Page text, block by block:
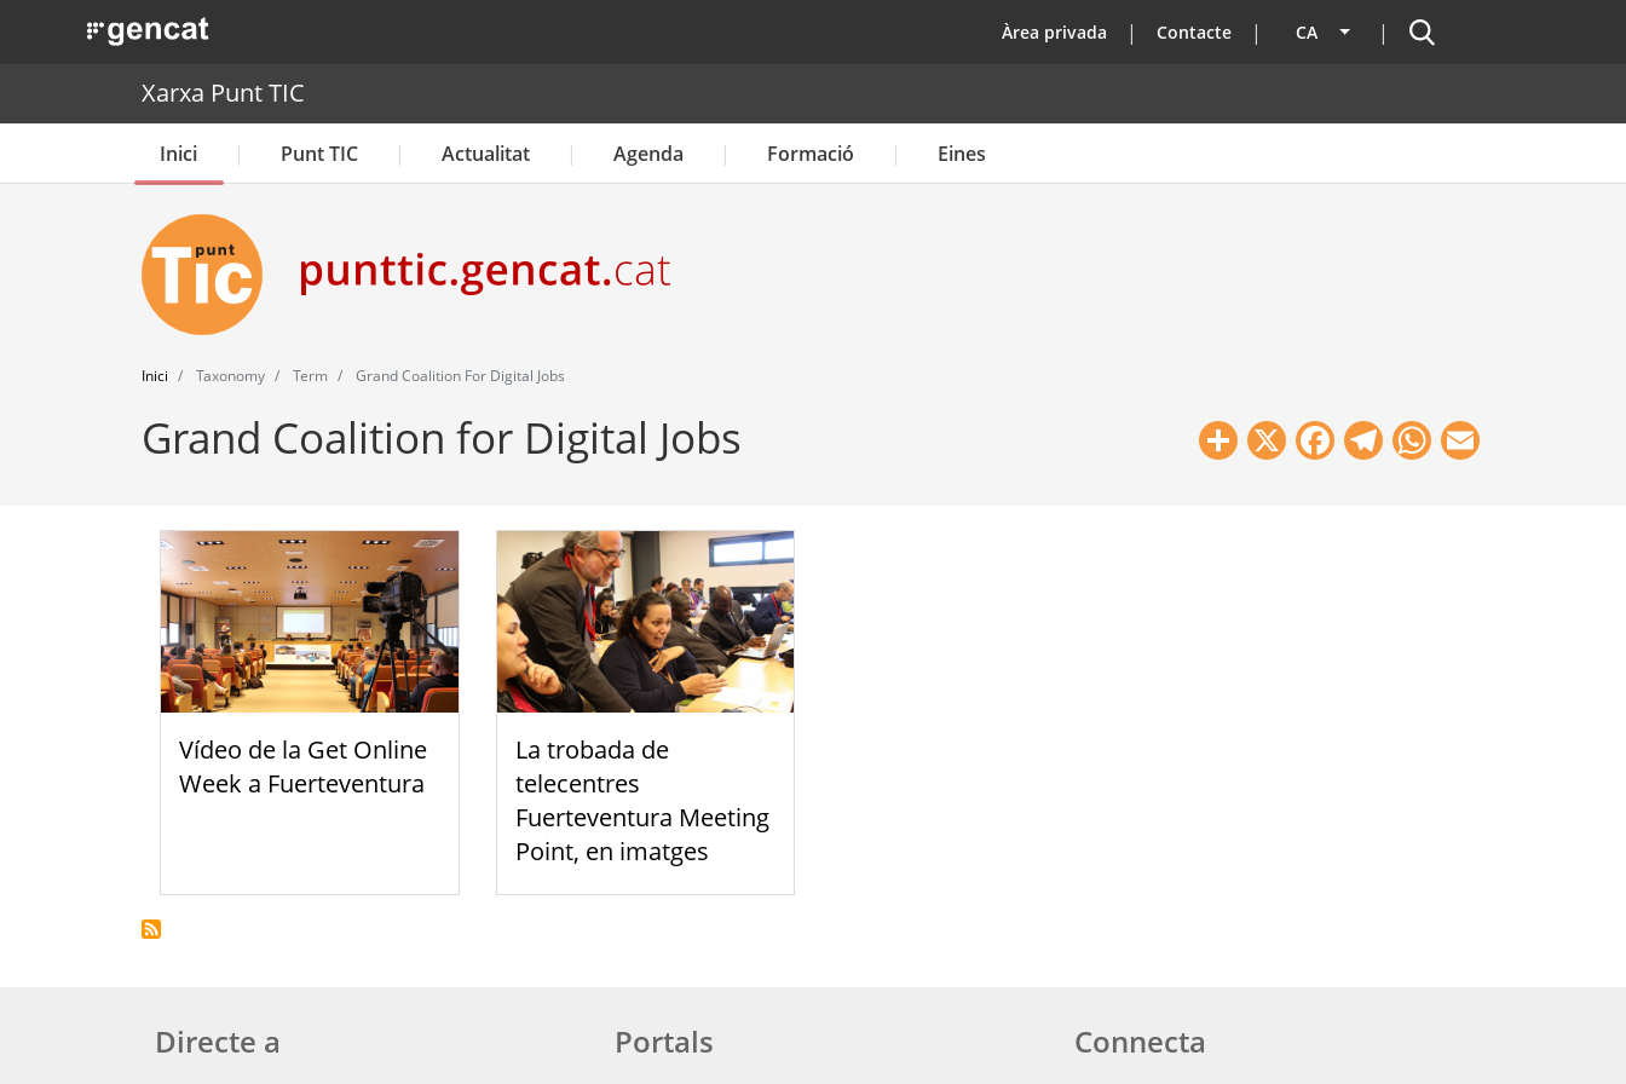
. Obre en una nova finestra. top
Àrea privada Contacte CA Llista les accions addicionals
Cercador
Xarxa Punt TIC
Inici Punt TIC Actualitat Agenda Formació Eines
Inici Taxonomy Term Grand Coalition For Digital Jobs
Grand Coalition for Digital Jobs Share
X Facebook
Telegram
WhatsApp
Vídeo de la Get Online
Week a Fuerteventura
La trobada de
telecentres
Fuerteventura Meeting
Point, en imatges
Directe a Portals Connecta